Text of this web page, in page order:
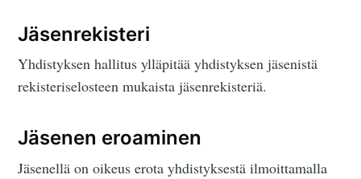
Jäsenrekisteri
Yhdistyksen hallitus ylläpitää yhdistyksen jäsenistä
rekisteriselosteen mukaista jäsenrekisteriä.
Jäsenen eroaminen
Jäsenellä on oikeus erota yhdistyksestä ilmoittamalla